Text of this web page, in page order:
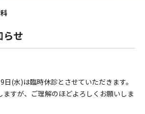
らせ
(水)は臨時休診とさせていただきます。
ますが、ご理解のほどよろしくお願いしま